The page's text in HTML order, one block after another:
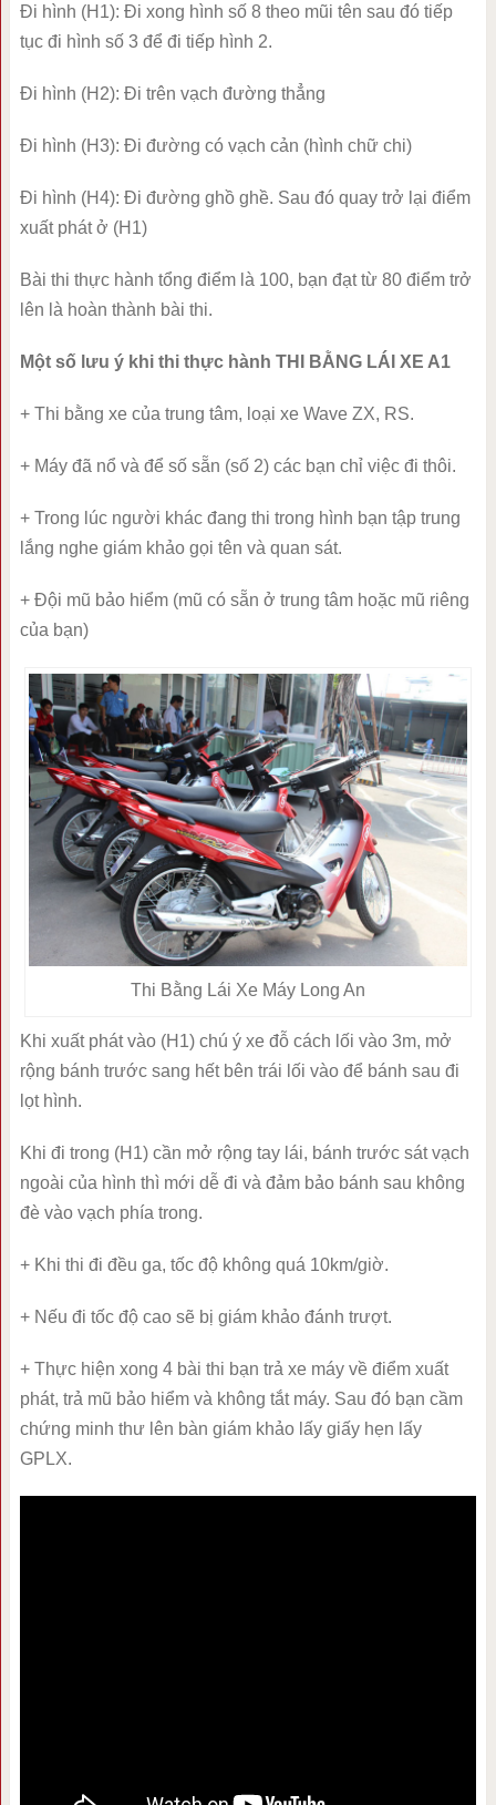
Đi hình (H1): Đi xong hình số 8 theo mũi tên sau đó tiếp
tục đi hình số 3 để đi tiếp hình 2.
Đi hình (H2): Đi trên vạch đường thẳng
Đi hình (H3): Đi đường có vạch cản (hình chữ chi)
Đi hình (H4): Đi đường ghồ ghề. Sau đó quay trở lại điểm
xuất phát ở (H1)
Bài thi thực hành tổng điểm là 100, bạn đạt từ 80 điểm trở
lên là hoàn thành bài thi.
Một số lưu ý khi thi thực hành THI BẰNG LÁI XE A1
+ Thi bằng xe của trung tâm, loại xe Wave ZX, RS.
+ Máy đã nổ và để số sẵn (số 2) các bạn chỉ việc đi thôi.
+ Trong lúc người khác đang thi trong hình bạn tập trung
lắng nghe giám khảo gọi tên và quan sát.
+ Đội mũ bảo hiểm (mũ có sẵn ở trung tâm hoặc mũ riêng
của bạn)
Thi Bằng Lái Xe Máy Long An
Khi xuất phát vào (H1) chú ý xe đỗ cách lối vào 3m, mở
rộng bánh trước sang hết bên trái lối vào để bánh sau đi
lọt hình.
Khi đi trong (H1) cần mở rộng tay lái, bánh trước sát vạch
ngoài của hình thì mới dễ đi và đảm bảo bánh sau không
đè vào vạch phía trong.
+ Khi thi đi đều ga, tốc độ không quá 10km/giờ.
+ Nếu đi tốc độ cao sẽ bị giám khảo đánh trượt.
+ Thực hiện xong 4 bài thi bạn trả xe máy về điểm xuất
phát, trả mũ bảo hiểm và không tắt máy. Sau đó bạn cầm
chứng minh thư lên bàn giám khảo lấy giấy hẹn lấy
GPLX.